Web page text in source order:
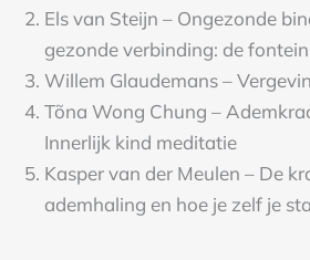
Els van Steijn – Ongezonde
gezonde verbinding: de fontein
Willem Glaudemans –
Tõna Wong Chung –
Innerlijk kind meditatie
Kasper van der Meulen – De
ademhaling en hoe je zelf je